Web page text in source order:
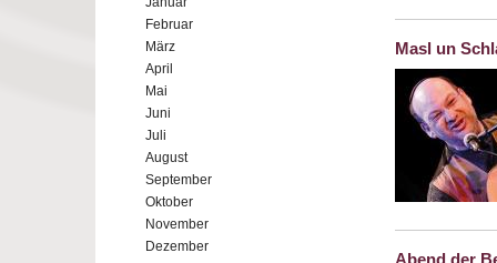
Februar
März
April
Mai
Juni
Juli
August
September
Oktober
November
Dezember
Masl un
Abend der